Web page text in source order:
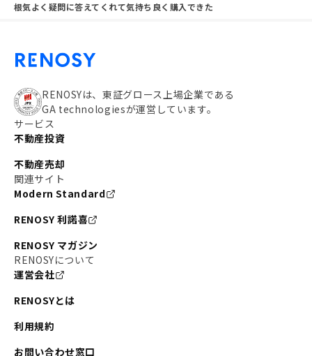
根気よく疑問に答えてくれて気持ち良く購入できた
RENOSYは、東証グロース上場企業である
GA technologiesが運営しています。
サービス
不動産投資
不動産売却
関連サイト
Modern Standard
RENOSY 利諾喜
RENOSY マガジン
RENOSYについて
運営会社
RENOSYとは
利用規約
お問い合わせ窓口